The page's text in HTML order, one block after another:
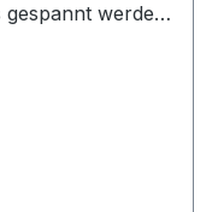
werden